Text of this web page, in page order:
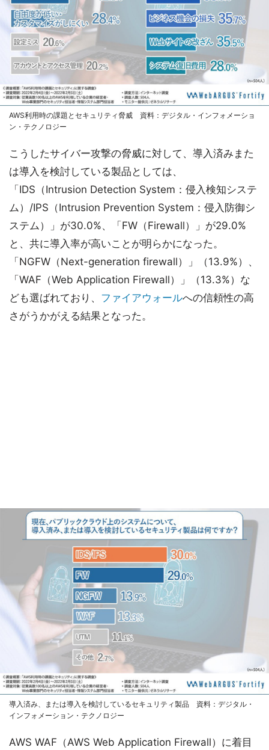
AWS利用時の課題とセキュリティ脅威 資料：デジタル・インフォメーショ
ン・テクノロジー
こうしたサイバー攻撃の脅威に対して、導入済みまた
は導入を検討している製品としては、
「IDS（Intrusion Detection System：侵入検知システ
ム）/IPS（Intrusion Prevention System：侵入防御シ
ステム）」が30.0%、「FW（Firewall）」が29.0%
と、共に導入率が高いことが明らかになった。
「NGFW（Next-generation firewall）」（13.9%）、
「WAF（Web Application Firewall）」（13.3%）な
ども選ばれており、 ファイアウォールへの信頼性の高
さがうかがえる結果となった。
導入済み、または導入を検討しているセキュリティ製品 資料：デジタル・
インフォメーション・テクノロジー
AWS WAF（AWS Web Application Firewall）に着目